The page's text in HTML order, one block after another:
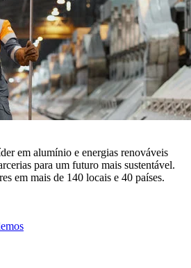
em alumínio e energias renováveis
para um futuro mais sustentável.
em mais de 140 locais e 40 países.